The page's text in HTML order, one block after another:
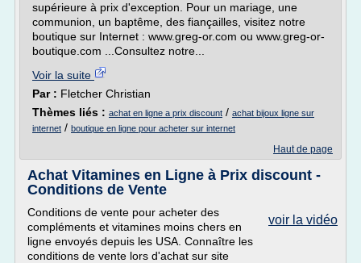
supérieure à prix d'exception. Pour un mariage, une
communion, un baptême, des fiançailles, visitez notre
boutique sur Internet : www.greg-or.com ou www.greg-or-
boutique.com ...Consultez notre...
Voir la suite
Par : Fletcher Christian
Thèmes liés : achat en ligne a prix discount / achat bijoux ligne sur
internet / boutique en ligne pour acheter sur internet
Haut de page
Achat Vitamines en Ligne à Prix discount -
Conditions de Vente
voir la vidéo
Conditions de vente pour acheter des
compléments et vitamines moins chers en
ligne envoyés depuis les USA. Connaître les
conditions de vente lors d'achat sur site